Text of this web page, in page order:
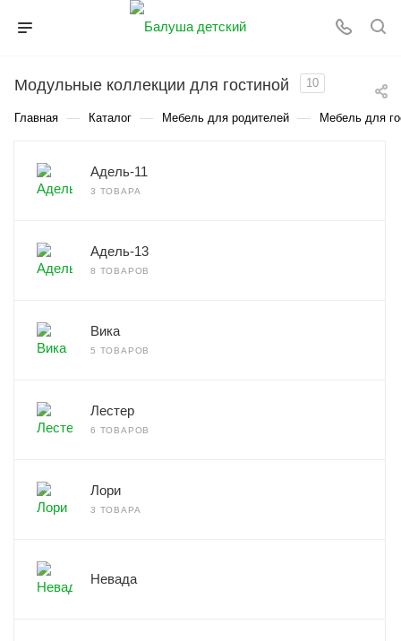
Модульные коллекции для гостиной 10
Главная — Каталог — Мебель для родителей — Мебель для
Адель-11
3 ТОВАРА
Адель-13
8 ТОВАРОВ
Вика
5 ТОВАРОВ
Лестер
6 ТОВАРОВ
Лори
3 ТОВАРА
Невада